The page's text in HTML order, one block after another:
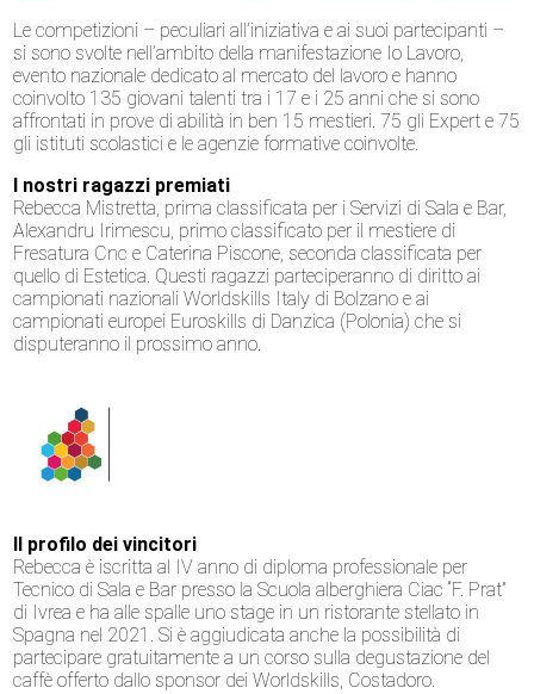
Le competizioni – peculiari all’iniziativa e ai suoi partecipanti –
si sono svolte nell’ambito della manifestazione Io Lavoro,
evento nazionale dedicato al mercato del lavoro e hanno
coinvolto 135 giovani talenti tra i 17 e i 25 anni che si sono
affrontati in prove di abilità in ben 15 mestieri. 75 gli Expert e 75
gli istituti scolastici e le agenzie formative coinvolte.
I nostri ragazzi premiati
Rebecca Mistretta, prima classificata per i Servizi di Sala e Bar,
Alexandru Irimescu, primo classificato per il mestiere di
Fresatura Cnc e Caterina Piscone, seconda classificata per
quello di Estetica. Questi ragazzi parteciperanno di diritto ai
campionati nazionali Worldskills Italy di Bolzano e ai
campionati europei Euroskills di Danzica (Polonia) che si
disputeranno il prossimo anno.
Il profilo dei vincitori
Rebecca è iscritta al IV anno di diploma professionale per
Tecnico di Sala e Bar presso la Scuola alberghiera Ciac “F. Prat”
di Ivrea e ha alle spalle uno stage in un ristorante stellato in
Spagna nel 2021. Si è aggiudicata anche la possibilità di
partecipare gratuitamente a un corso sulla degustazione del
caffè offerto dallo sponsor dei Worldskills, Costadoro.